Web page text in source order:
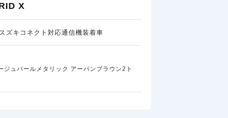
X
ズキコネクト対応通信機装着車
ジュパールメタリック アーバンブラウン2ト